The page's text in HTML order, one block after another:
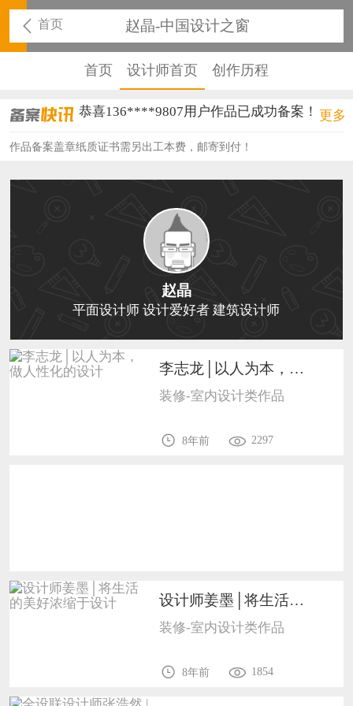
首页 赵晶-中国设计之窗
首页 设计师首页 创作历程
恭喜136****9807用户作品已成功备案！
恭喜159****4930用户作品已成功备案！
恭喜159****4201用户作品已成功备案！
恭喜133****6466用户作品已成功备案！
恭喜131****1475用户作品已成功备案！
恭喜138****8638用户作品已成功备案！
恭喜133****9020用户作品已成功备案！
更多
作品备案盖章纸质证书需另出工本费，邮寄到付！
赵晶
平面设计师 设计爱好者 建筑设计师
李志龙│以人为本，做人性化的设计1702
装修-室内设计类作品
8年前 2297
设计师姜墨│将生活的美好浓缩于设计1702
装修-室内设计类作品
8年前 1854